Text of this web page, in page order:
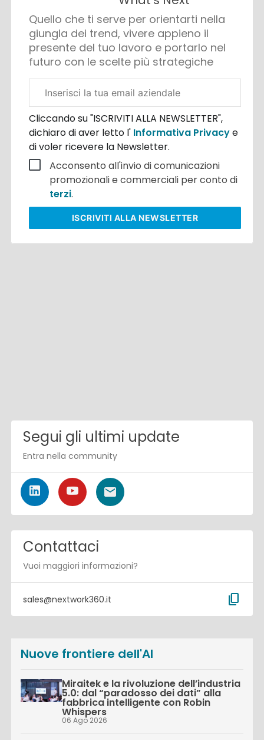
Quello che ti serve per orientarti nella
giungla dei trend, vivere appieno il
presente del tuo lavoro e portarlo nel
futuro con le scelte più strategiche
aziendale
Cliccando su "ISCRIVITI ALLA NEWSLETTER",
dichiaro di aver letto l' Informativa Privacye
di voler ricevere la Newsletter.
Acconsento all'invio di comunicazioni
promozionali e commerciali per conto di
terzi.
ISCRIVITI ALLA NEWSLETTER
Segui gli ultimi update
Entra nella community
Contattaci
Vuoi maggiori informazioni?
sales@nextwork360.it content_copy
Nuove frontiere dell'AI
Miraitek e la rivoluzione dell’industria
5.0: dal “paradosso dei dati” alla
fabbrica intelligente con Robin
Whispers
06 Ago 2026